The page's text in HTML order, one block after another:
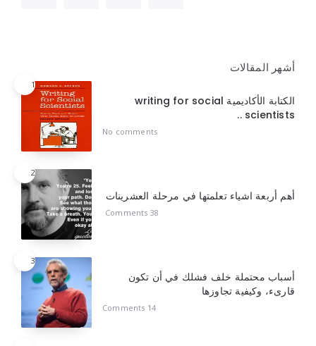
أشهر المقالات
1
الكتابة الأكاديمية writing for social
scientists ..
No comments
2
أهم أربعة اشياء تعلمتها في مرحلة العشرينات
38 Comments
3
أسباب محتملة خلف فشلك في أن تكون
قارىء، وكيفية تجاوزها
14 Comments